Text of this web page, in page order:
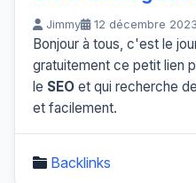
Jimmy 12 décembre 2023
Bonjour à tous, c'est le
gratuitement ce petit lien
le SEO et qui recherche
et facilement.
Backlinks